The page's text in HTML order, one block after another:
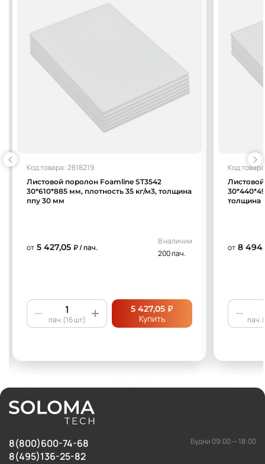
Код товара: 2618219
Листовой поролон Foamline ST3542
30*610*885 мм, плотность 35 кг/м3, толщина
ппу 30 мм
от 5 427,05 ₽ / пач.
В наличии
200 пач.
пач.(16 шт)
5 427,05 ₽
Купить
Код
толщина
от 8
8(800)600-74-68
8(495)136-25-82
Будни 09:00 — 18:00